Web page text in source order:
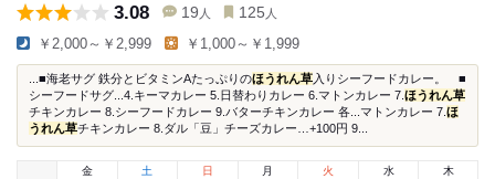
3.08 19 人 125 人
￥2,000～￥2,999 ￥1,000～￥1,999
...■海老サグ 鉄分とビタミンAたっぷりのほうれん草入りシーフードカレー。 ■
シーフードサグ...4.キーマカレー 5.日替わりカレー 6.マトンカレー 7. ほうれん草
チキンカレー 8.シーフードカレー 9.バターチキンカレー 各...マトンカレー 7. ほ
うれん草チキンカレー 8.ダル「豆」チーズカレー…+100円 9...
金
土 日 月 火 水 木